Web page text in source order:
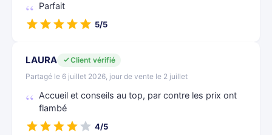
Parfait
5/5
LAURA
Client vérifié
Partagé le 6 juillet 2026, jour de vente le 2 juillet
Accueil et conseils au top, par contre les prix ont
flambé
4/5